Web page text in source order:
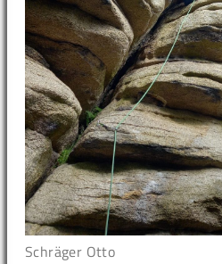
Schräger Otto